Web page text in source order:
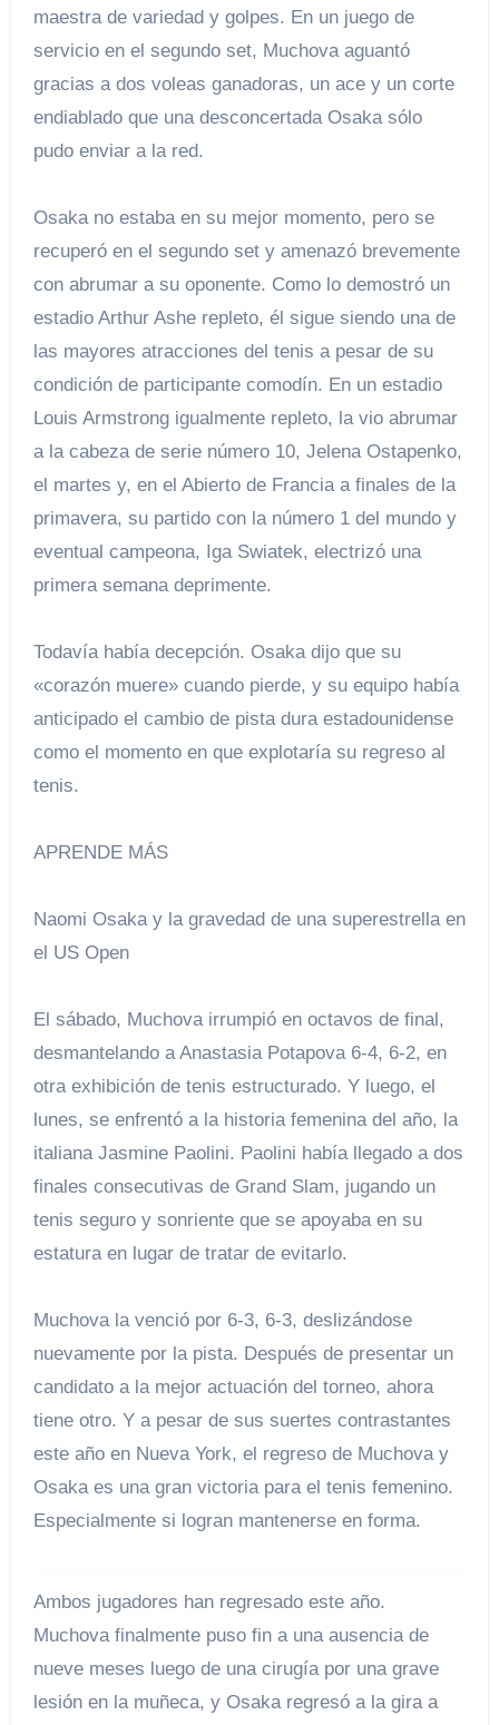
maestra de variedad y golpes. En un juego de
servicio en el segundo set, Muchova aguantó
gracias a dos voleas ganadoras, un ace y un corte
endiablado que una desconcertada Osaka sólo
pudo enviar a la red.
Osaka no estaba en su mejor momento, pero se
recuperó en el segundo set y amenazó brevemente
con abrumar a su oponente. Como lo demostró un
estadio Arthur Ashe repleto, él sigue siendo una de
las mayores atracciones del tenis a pesar de su
condición de participante comodín. En un estadio
Louis Armstrong igualmente repleto, la vio abrumar
a la cabeza de serie número 10, Jelena Ostapenko,
el martes y, en el Abierto de Francia a finales de la
primavera, su partido con la número 1 del mundo y
eventual campeona, Iga Swiatek, electrizó una
primera semana deprimente.
Todavía había decepción. Osaka dijo que su
«corazón muere» cuando pierde, y su equipo había
anticipado el cambio de pista dura estadounidense
como el momento en que explotaría su regreso al
tenis.
APRENDE MÁS
Naomi Osaka y la gravedad de una superestrella en
el US Open
El sábado, Muchova irrumpió en octavos de final,
desmantelando a Anastasia Potapova 6-4, 6-2, en
otra exhibición de tenis estructurado. Y luego, el
lunes, se enfrentó a la historia femenina del año, la
italiana Jasmine Paolini. Paolini había llegado a dos
finales consecutivas de Grand Slam, jugando un
tenis seguro y sonriente que se apoyaba en su
estatura en lugar de tratar de evitarlo.
Muchova la venció por 6-3, 6-3, deslizándose
nuevamente por la pista. Después de presentar un
candidato a la mejor actuación del torneo, ahora
tiene otro. Y a pesar de sus suertes contrastantes
este año en Nueva York, el regreso de Muchova y
Osaka es una gran victoria para el tenis femenino.
Especialmente si logran mantenerse en forma.
Ambos jugadores han regresado este año.
Muchova finalmente puso fin a una ausencia de
nueve meses luego de una cirugía por una grave
lesión en la muñeca, y Osaka regresó a la gira a